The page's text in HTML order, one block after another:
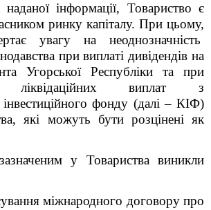
інформації, Товариство є
ринку капіталу. При цьому,
увагу на неоднозначність
при виплаті дивідендів на
Угорської Республіки та при
ліквідаційних виплат з
фонду (далі – КІФ)
які можуть бути розцінені як
у Товариства виникли
міжнародного договору про